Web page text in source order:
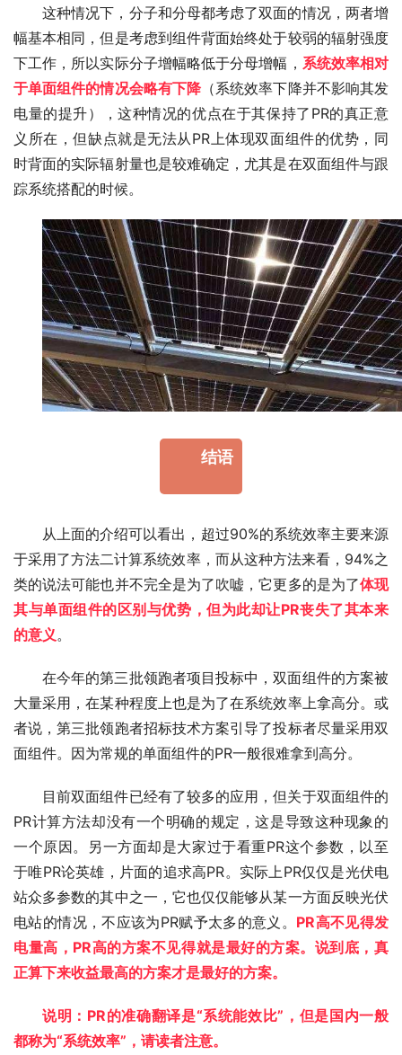
这种情况下，分子和分母都考虑了双面的情况，两者增
幅基本相同，但是考虑到组件背面始终处于较弱的辐射强度
下工作，所以实际分子增幅略低于分母增幅， 系统效率相对
于单面组件的情况会略有下降 （系统效率下降并不影响其发
电量的提升），这种情况的优点在于其保持了PR的真正意
义所在，但缺点就是无法从PR上体现双面组件的优势，同
时背面的实际辐射量也是较难确定，尤其是在双面组件与跟
踪系统搭配的时候。
结语
从上面的介绍可以看出，超过90%的系统效率主要来源
于采用了方法二计算系统效率，而从这种方法来看，94%之
类的说法可能也并不完全是为了吹嘘，它更多的是为了体现
其与单面组件的区别与优势，但为此却让PR丧失了其本来
的意义。
在今年的第三批领跑者项目投标中，双面组件的方案被
大量采用，在某种程度上也是为了在系统效率上拿高分。或
者说，第三批领跑者招标技术方案引导了投标者尽量采用双
面组件。因为常规的单面组件的PR一般很难拿到高分。
目前双面组件已经有了较多的应用，但关于双面组件的
PR计算方法却没有一个明确的规定，这是导致这种现象的
一个原因。另一方面却是大家过于看重PR这个参数，以至
于唯PR论英雄，片面的追求高PR。实际上PR仅仅是光伏电
站众多参数的其中之一，它也仅仅能够从某一方面反映光伏
电站的情况，不应该为PR赋予太多的意义。 PR高不见得发
电量高，PR高的方案不见得就是最好的方案。说到底，真
正算下来收益最高的方案才是最好的方案。
说明：PR的准确翻译是“系统能效比”，但是国内一般
都称为“系统效率”，请读者注意。